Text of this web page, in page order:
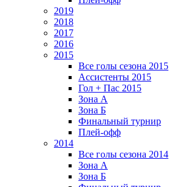
2019
2018
2017
2016
2015
Все голы сезона 2015
Ассистенты 2015
Гол + Пас 2015
Зона А
Зона Б
Финальный турнир
Плей-офф
2014
Все голы сезона 2014
Зона А
Зона Б